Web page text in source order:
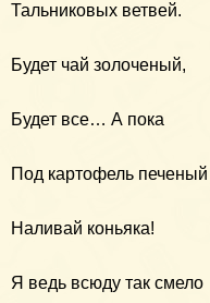
Тальниковых ветвей.
Будет чай золоченый,
Будет все… А пока
Под картофель печеный
Наливай коньяка!
Я ведь всюду так смело